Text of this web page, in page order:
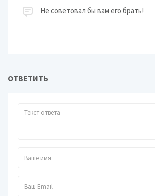
Не советовал бы вам его брать!
ОТВЕТИТЬ